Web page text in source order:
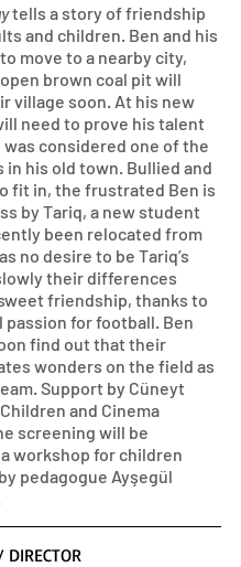
tells a story of friendship
and children. Ben and his
move to a nearby city,
brown coal pit will
village soon. At his new
need to prove his talent
considered one of the
in his old town. Bullied and
fit in, the frustrated Ben is
by Tariq, a new student
been relocated from
no desire to be Tariq’s
their differences
friendship, thanks to
for football. Ben
find out that their
wonders on the field as
Support by Cüneyt
and Cinema
screening will be
workshop for children
pedagogue Ayşegül